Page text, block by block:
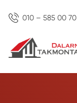
010 – 585 00 70